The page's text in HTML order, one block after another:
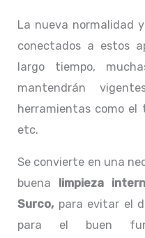
La nueva normalidad
conectados a estos
largo tiempo,
mantendrán
herramientas como el
etc.
Se convierte en una
buena
limpieza
Surco, para evitar el
para el buen